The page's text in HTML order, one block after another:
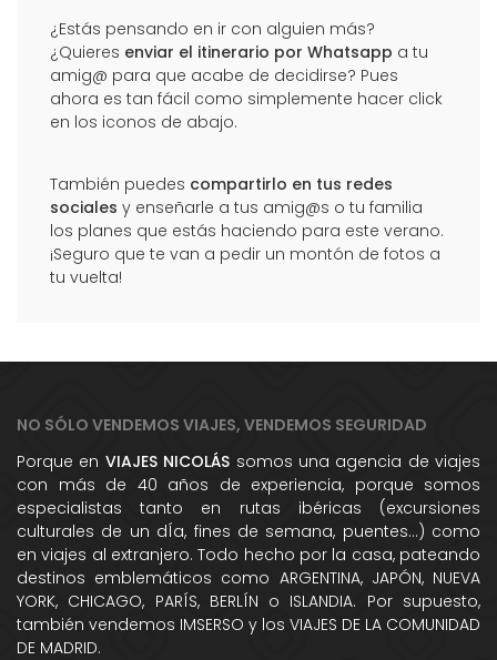
¿Estás pensando en ir con alguien más?
¿Quieres enviar el itinerario por Whatsapp a tu
amig@ para que acabe de decidirse? Pues
ahora es tan fácil como simplemente hacer click
en los iconos de abajo.
También puedes compartirlo en tus redes
sociales y enseñarle a tus amig@s o tu familia
los planes que estás haciendo para este verano.
¡Seguro que te van a pedir un montón de fotos a
tu vuelta!
NO SÓLO VENDEMOS VIAJES, VENDEMOS SEGURIDAD
Porque en VIAJES NICOLÁS somos una agencia de viajes
con más de 40 años de experiencia, porque somos
especialistas tanto en rutas ibéricas (excursiones
culturales de un dÍa, fines de semana, puentes...) como
en viajes al extranjero. Todo hecho por la casa, pateando
destinos emblemáticos como ARGENTINA, JAPÓN, NUEVA
YORK, CHICAGO, PARÍS, BERLÍN o ISLANDIA. Por supuesto,
también vendemos IMSERSO y los VIAJES DE LA COMUNIDAD
DE MADRID.